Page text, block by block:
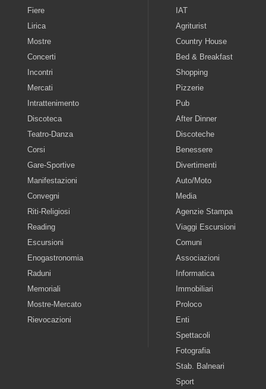
Fiere
Lirica
Mostre
Concerti
Incontri
Mercati
Intrattenimento
Discoteca
Teatro-Danza
Corsi
Gare-Sportive
Manifestazioni
Convegni
Riti-Religiosi
Reading
Escursioni
Enogastronomia
Raduni
Memoriali
Mostre-Mercato
Rievocazioni
IAT
Agriturist
Country House
Bed & Breakfast
Shopping
Pizzerie
Pub
After Dinner
Discoteche
Benessere
Divertimenti
Auto/Moto
Media
Agenzie Stampa
Viaggi Escursioni
Comuni
Associazioni
Informatica
Immobiliari
Proloco
Enti
Spettacoli
Fotografia
Stab. Balneari
Sport